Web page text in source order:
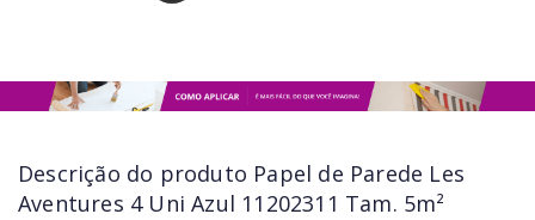
Descrição do produto Papel de Parede Les
Aventures 4 Uni Azul 11202311 Tam. 5m²